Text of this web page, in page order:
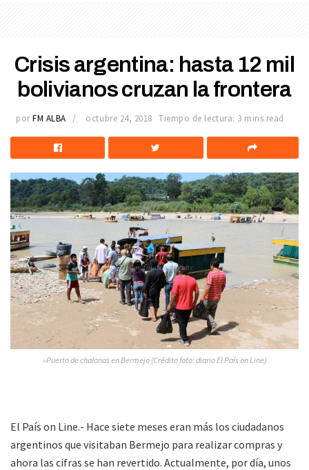
Crisis argentina: hasta 12 mil
bolivianos cruzan la frontera
por FM ALBA octubre 24, 2018 Tiempo de lectura: 3 mins read
»Puerto de chalanas en Bermejo (Crédito foto: diario El País on Line)
El País on Line.- Hace siete meses eran más los ciudadanos
argentinos que visitaban Bermejo para realizar compras y
ahora las cifras se han revertido. Actualmente, por día, unos